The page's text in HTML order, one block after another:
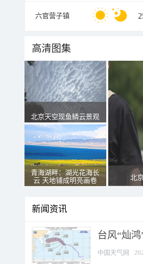
六官营子镇
高清图集
北京天空现鱼鳞云景观
青海湖畔：湖光花海长
云 天地铺成明亮画卷
北
新闻资讯
台风“灿
中国天气网